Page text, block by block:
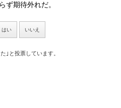
ず期待外れだ。
はい いいえ
｣と投票しています。